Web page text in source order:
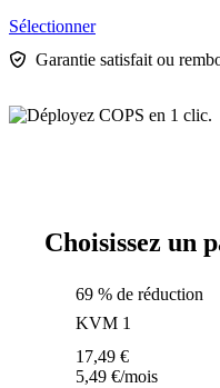
Sélectionner
Garantie satisfait ou
Choisissez un
69 % de réduction
KVM 1
17,49 €
5,49 €/mois